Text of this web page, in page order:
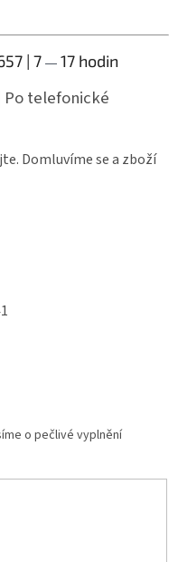
| 7 — 17 hodin
telefonické
Domluvíme se a zboží
o pečlivé vyplnění